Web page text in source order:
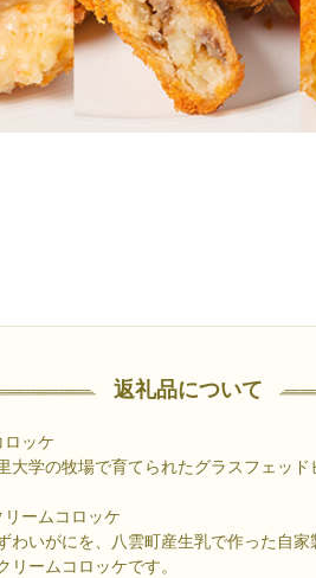
返礼品について
ロッケ
学の牧場で育てられたグラスフェッド
ームコロッケ
わいがにを、八雲町産生乳で作った自家
リームコロッケです。